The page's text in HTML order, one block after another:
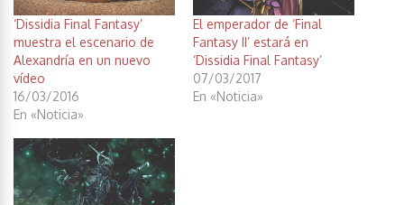
‘Dissidia Final Fantasy’
muestra el escenario de
Alexandría en un nuevo
vídeo
16/03/2016
En «Noticia»
El emperador de ‘Final
Fantasy II’ estará en
‘Dissidia Final Fantasy’
07/03/2017
En «Noticia»